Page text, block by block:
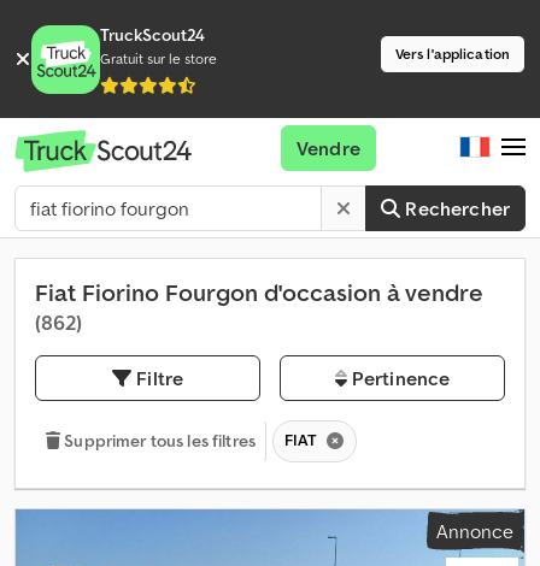
TruckScout24
Gratuit sur le store Vers l'application
Rechercher
Vendre
Fiat Fiorino Fourgon d'occasion à vendre
(862)
Filtre Pertinence
Supprimer tous les filtres FIAT
Annonce